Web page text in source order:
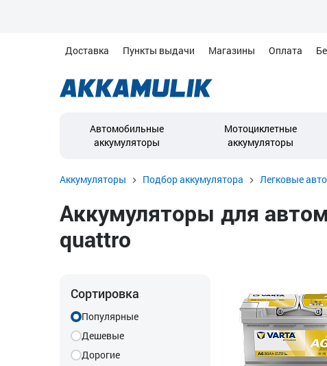
Доставка Пункты выдачи Магазины Оплата
Автомобильные
аккумуляторы
Мотоциклетные
аккумуляторы
Аккумуляторы Подбор аккумулятора Легковые авто
Аккумуляторы для
quattro
Сортировка
Популярные
Дешевые
Дорогие